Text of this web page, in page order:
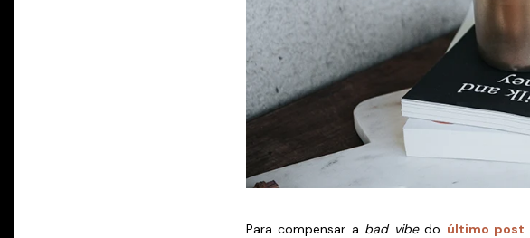
Para compensar a bad vibedo último post